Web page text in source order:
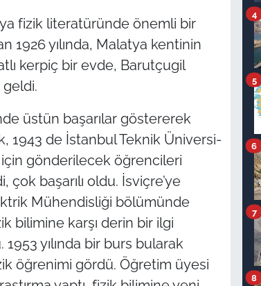
fizik literatüründe önemli bir
1926 yılında, Malatya kentinin
kerpiç bir evde, Barutçugil
üstün başarılar göstererek
1943 de İstanbul Teknik Üniversi­
gönderilecek öğrencileri
çok başarılı oldu. İsviçre’ye
Mühendisliği bölümünde
bili­mine karşı derin bir ilgi
yılında bir burs bularak
öğrenimi gördü. Öğretim üyesi
4
5
6
7
8